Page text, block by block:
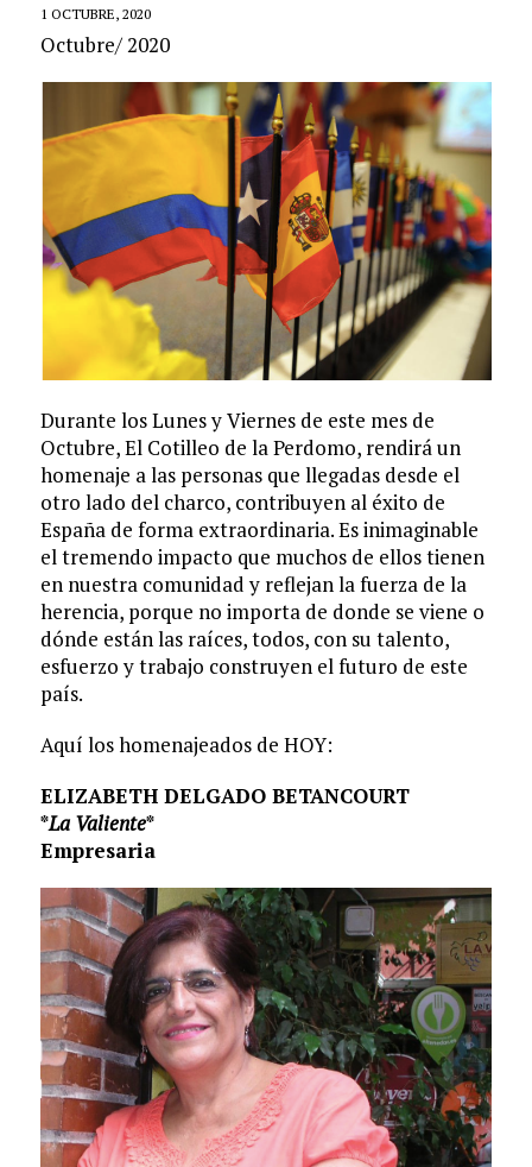
1 OCTUBRE, 2020
Octubre/ 2020
Durante los Lunes y Viernes de este mes de
Octubre, El Cotilleo de la Perdomo, rendirá un
homenaje a las personas que llegadas desde el
otro lado del charco, contribuyen al éxito de
España de forma extraordinaria. Es inimaginable
el tremendo impacto que muchos de ellos tienen
en nuestra comunidad y reflejan la fuerza de la
herencia, porque no importa de donde se viene o
dónde están las raíces, todos, con su talento,
esfuerzo y trabajo construyen el futuro de este
país.
Aquí los homenajeados de HOY:
ELIZABETH DELGADO BETANCOURT
*La Valiente*
Empresaria